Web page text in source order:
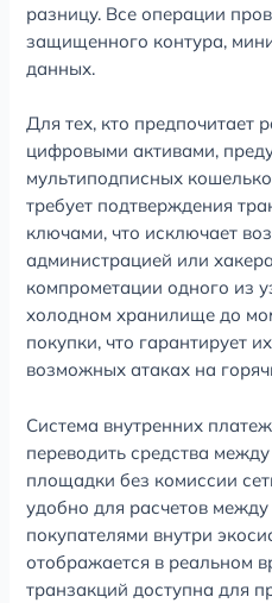
разницу. Все операции
защищенного контура,
данных.
Для тех, кто предпочитает
цифровыми активами,
мультиподписных
требует подтверждения
ключами, что исключает
администрацией или
компрометации одного из
холодном хранилище до
покупки, что гарантирует
возможных атаках на
Система внутренних
переводить средства
площадки без комиссии
удобно для расчетов
покупателями внутри
отображается в реальном
транзакций доступна для